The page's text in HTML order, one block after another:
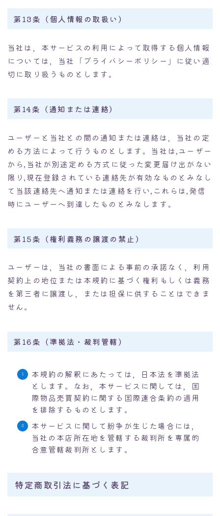
第13条（個人情報の取扱い）
当社は，本サービスの利用によって取得する個人情報
については，当社「プライバシーポリシー」に従い適
切に取り扱うものとします。
第14条（通知または連絡）
ユーザーと当社との間の通知または連絡は，当社の定
める方法によって行うものとします。当社は,ユーザー
から,当社が別途定める方式に従った変更届け出がない
限り,現在登録されている連絡先が有効なものとみなし
て当該連絡先へ通知または連絡を行い,これらは,発信
時にユーザーへ到達したものとみなします。
第15条（権利義務の譲渡の禁止）
ユーザーは，当社の書面による事前の承諾なく，利用
契約上の地位または本規約に基づく権利もしくは義務
を第三者に譲渡し，または担保に供することはできま
せん。
第16条（準拠法・裁判管轄）
本規約の解釈にあたっては，日本法を準拠法
とします。なお，本サービスに関しては，国
際物品売買契約に関する国際連合条約の適用
を排除するものとします。
本サービスに関して紛争が生じた場合には，
当社の本店所在地を管轄する裁判所を専属的
合意管轄裁判所とします。
特定商取引法に基づく表記